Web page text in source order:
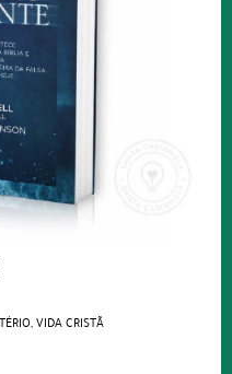
,VIDA CRISTÃ